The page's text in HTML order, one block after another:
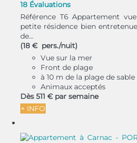
18 Évaluations
Référence T6 Appartement
petite résidence bien
de...
(18 € pers./nuit)
Vue sur la mer
Front de plage
à 10 m de la plage de sable
Animaux acceptés
Dès 511 € par semaine
+ INFO